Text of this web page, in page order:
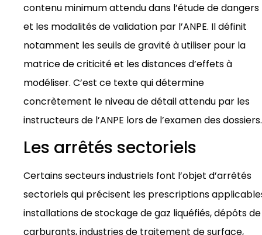
contenu minimum attendu dans l’étude de dangers
et les modalités de validation par l’ANPE. Il définit
notamment les seuils de gravité à utiliser pour la
matrice de criticité et les distances d’effets à
modéliser. C’est ce texte qui détermine
concrètement le niveau de détail attendu par les
instructeurs de l’ANPE lors de l’examen des dossiers.
Les arrêtés sectoriels
Certains secteurs industriels font l’objet d’arrêtés
sectoriels qui précisent les prescriptions
installations de stockage de gaz liquéfiés, dépôts de
carburants, industries de traitement de surface,